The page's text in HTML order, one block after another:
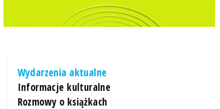
Wydarzenia aktualne
Informacje kulturalne
Rozmowy o książkach